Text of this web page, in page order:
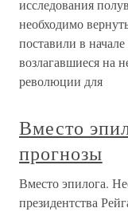
исследования
необходимо
поставили в
возлагавшиеся на
революции для
Вместо
прогнозы
Вместо эпилога.
президентства